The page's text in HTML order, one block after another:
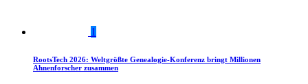
1
RootsTech 2026: Weltgrößte Genealogie-Konferenz bringt Millionen
Ahnenforscher zusammen